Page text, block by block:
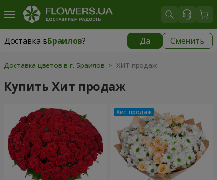
Доставка вБраилов? Да Сменить
Доставка вБраилов|
Доставка цветов в г. Браилов > ХИТ продаж
Купить Хит продаж